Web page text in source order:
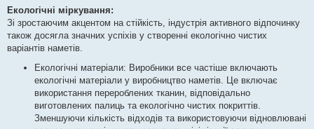
Екологічні міркування:
Зі зростаючим акцентом на стійкість, індустрія активного відпочинку
також досягла значних успіхів у створенні екологічно чистих
варіантів наметів.
Екологічні матеріали: Виробники все частіше включають
екологічні матеріали у виробництво наметів. Це включає
використання перероблених тканин, відповідально
виготовлених палиць та екологічно чистих покриттів.
Зменшуючи кількість відходів та використовуючи відновлювані